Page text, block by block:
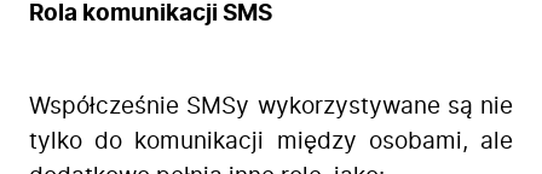
Rola komunikacji SMS
Współcześnie SMSy wykorzystywane są nie
tylko do komunikacji między osobami, ale